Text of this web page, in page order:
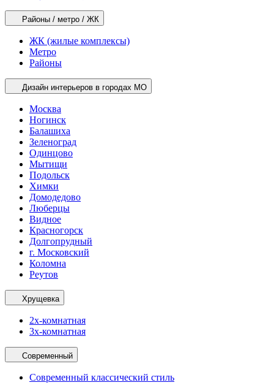
Районы / метро / ЖК
ЖК (жилые комплексы)
Метро
Районы
Дизайн интерьеров в городах МО
Москва
Ногинск
Балашиха
Зеленоград
Одинцово
Мытищи
Подольск
Химки
Домодедово
Люберцы
Видное
Красногорск
Долгопрудный
г. Московский
Коломна
Реутов
Хрущевка
2х-комнатная
3х-комнатная
Современный
Современный классический стиль